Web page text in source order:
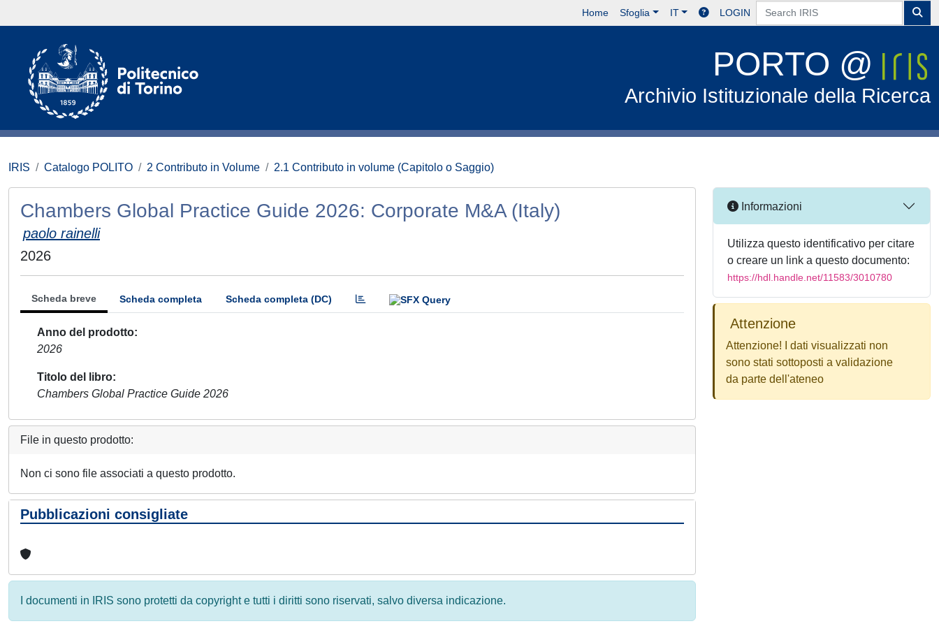
Home Sfoglia IT LOGIN
PORTO @
Archivio Istituzionale della Ricerca
IRIS Catalogo POLITO 2 Contributo in Volume 2.1 Contributo in volume (Capitolo o Saggio)
Chambers Global Practice Guide 2026: Corporate M&A (Italy)
paolo rainelli
2026
Scheda breve Scheda completa Scheda completa (DC)
Anno del prodotto
2026
Titolo del libro
Chambers Global Practice Guide 2026
File in questo prodotto:
Non ci sono file associati a questo prodotto.
Pubblicazioni consigliate
I documenti in IRIS sono protetti da copyright e tutti i diritti sono riservati, salvo diversa indicazione.
Informazioni
Utilizza questo identificativo per citare
o creare un link a questo documento:
https://hdl.handle.net/11583/3010780
Attenzione
Attenzione! I dati visualizzati non
sono stati sottoposti a validazione
da parte dell'ateneo